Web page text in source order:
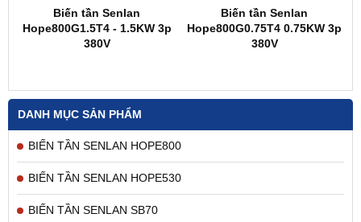
DANH MỤC SẢN PHẨM
BIẾN TẦN SENLAN HOPE800
BIẾN TẦN SENLAN HOPE530
BIẾN TẦN SENLAN SB70
Biến tần Senlan
Hope800G1.5T4 - 1.5KW 3p
380V
Biến tần Senlan
Hope800G0.75T4 0.75KW 3p
380V